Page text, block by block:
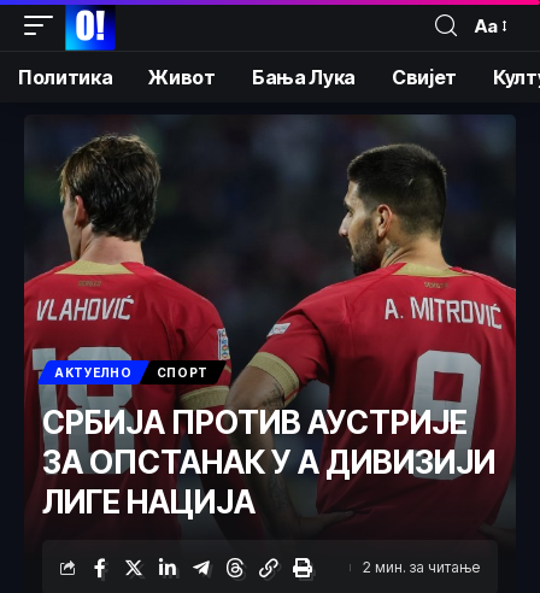
Аа
Политика Живот Бања Лука Свијет
АКТУЕЛНО СПОРТ
СРБИЈА ПРОТИВ АУСТРИЈЕ
ЗА ОПСТАНАК У А ДИВИЗИЈИ
ЛИГЕ НАЦИЈА
2 мин. за читање